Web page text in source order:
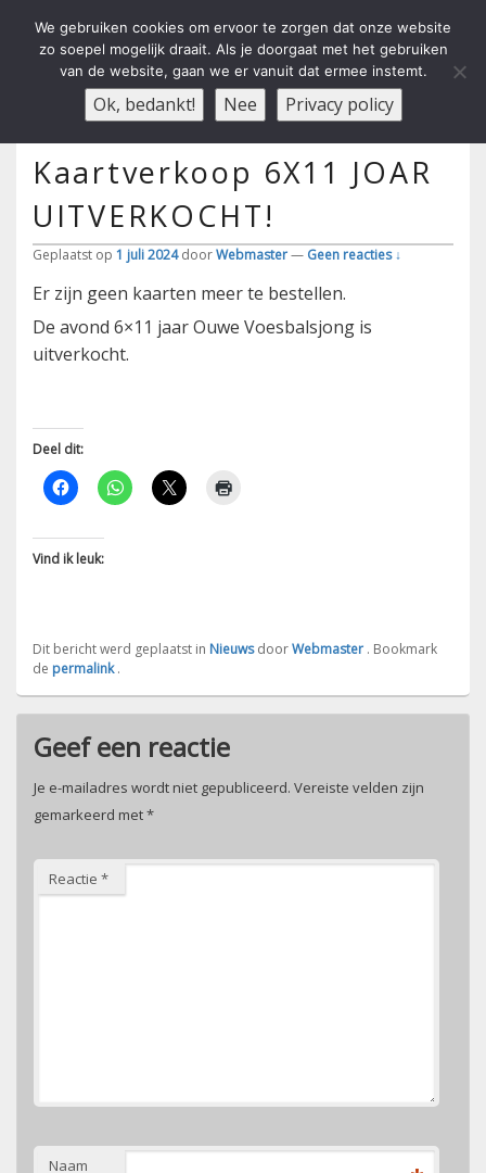
Carnavals Verain Der Ouwe
Voesbalsjong
anno 1959 va R.K.T.S.V. Menu
Kaartverkoop 6X11 JOAR
UITVERKOCHT!
Geplaatst op 1 juli 2024 doorWebmaster— Geen reacties ↓
Er zijn geen kaarten meer te bestellen.
De avond 6×11 jaar Ouwe Voesbalsjong is
uitverkocht.
Deel dit:
Vind ik leuk:
Dit bericht werd geplaatst in NieuwsdoorWebmaster . Bookmark
de permalink.
Geef een reactie
Je e-mailadres wordt niet gepubliceerd. Vereiste velden zijn
gemarkeerd met*
Reactie *
Naam
We gebruiken cookies om ervoor te zorgen dat onze website
zo soepel mogelijk draait. Als je doorgaat met het gebruiken
van de website, gaan we er vanuit dat ermee instemt.
Ok, bedankt! Nee Privacy policy